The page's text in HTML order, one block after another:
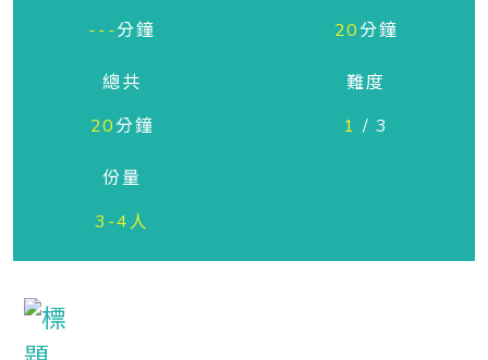
---分鐘
20分鐘
總共
20分鐘
難度
1 / 3
份量
3-4人